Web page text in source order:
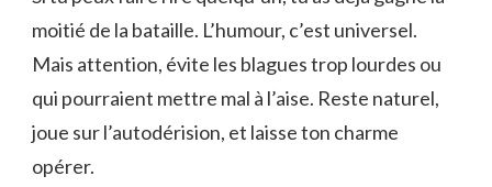
moitié de la bataille. L’humour, c’est universel.
Mais attention, évite les blagues trop lourdes ou
qui pourraient mettre mal à l’aise. Reste naturel,
joue sur l’autodérision, et laisse ton charme
opérer.